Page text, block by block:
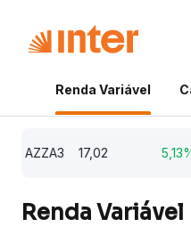
Renda Variável
AZZA3 17,02 5,13%
Renda Variável